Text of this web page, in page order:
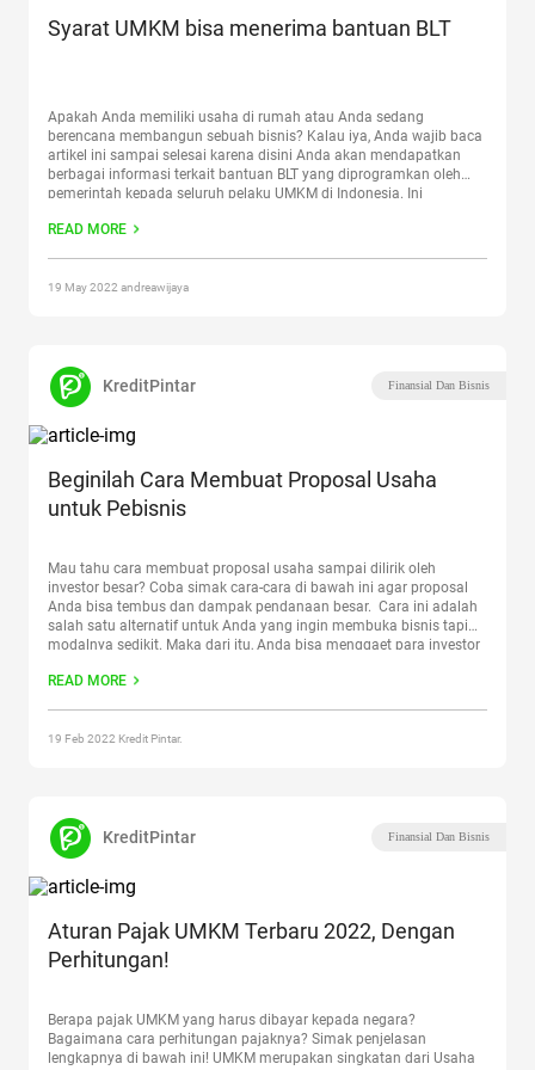
Syarat UMKM bisa menerima bantuan BLT
Apakah Anda memiliki usaha di rumah atau Anda sedang
berencana membangun sebuah bisnis? Kalau iya, Anda wajib baca
artikel ini sampai selesai karena disini Anda akan mendapatkan
berbagai informasi terkait bantuan BLT yang diprogramkan oleh
pemerintah kepada seluruh pelaku UMKM di Indonesia. Ini
para pelaku UMKM
READ MORE
19 May 2022 andreawijaya
KreditPintar Finansial Dan Bisnis
Beginilah Cara Membuat Proposal Usaha
untuk Pebisnis
Mau tahu cara membuat proposal usaha sampai dilirik oleh
investor besar? Coba simak cara-cara di bawah ini agar proposal
Anda bisa tembus dan dampak pendanaan besar. Cara ini adalah
salah satu alternatif untuk Anda yang ingin membuka bisnis tapi
modalnya sedikit. Maka dari itu, Anda bisa menggaet para investor
Membuat Proposal Usaha untuk Pebisnis”
READ MORE
19 Feb 2022 Kredit Pintar.
KreditPintar Finansial Dan Bisnis
Aturan Pajak UMKM Terbaru 2022, Dengan
Perhitungan!
Berapa pajak UMKM yang harus dibayar kepada negara?
Bagaimana cara perhitungan pajaknya? Simak penjelasan
lengkapnya di bawah ini! UMKM merupakan singkatan dari Usaha